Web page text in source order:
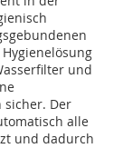
und
sicher. Der
alle
und dadurch